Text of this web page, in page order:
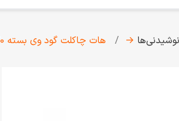
→ هات چاکلت گود وی بسته 20 عدد Good Way